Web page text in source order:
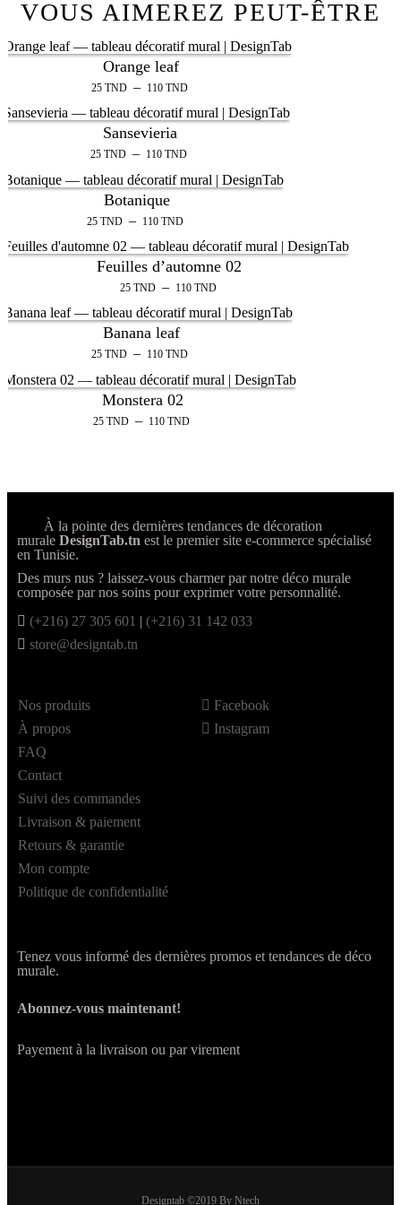
VOUS AIMEREZ PEUT-ÊTRE
Orange leaf
25 TND – 110 TND
Sansevieria
25 TND – 110 TND
Botanique
25 TND – 110 TND
Feuilles d’automne 02
25 TND – 110 TND
Banana leaf
25 TND – 110 TND
Monstera 02
25 TND – 110 TND
À la pointe des dernières tendances de décoration
murale DesignTab.tn est le premier site e-commerce spécialisé
en Tunisie.
Des murs nus ? laissez-vous charmer par notre déco murale
composée par nos soins pour exprimer votre personnalité.
(+216) 27 305 601 | (+216) 31 142 033
store@designtab.tn
Nos produits
À propos
FAQ
Contact
Suivi des commandes
Livraison & paiement
Retours & garantie
Mon compte
Politique de confidentialité
Facebook
Instagram
Tenez vous informé des dernières promos et tendances de déco
murale.
Abonnez-vous maintenant!
Payement à la livraison ou par virement
Designtab ©2019 By Ntech